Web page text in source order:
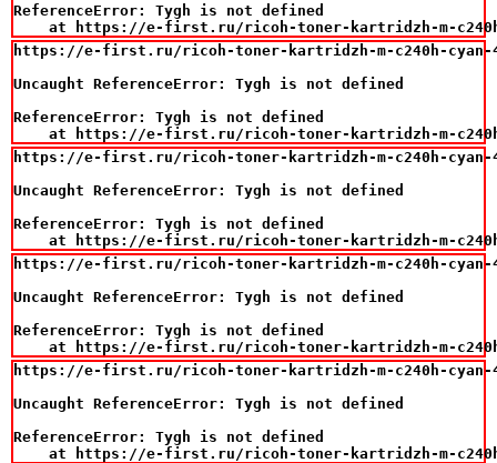
ReferenceError: Tygh is not defined
at https://e-first.ru/ricoh-toner-kartridzh-m-
https://e-first.ru/ricoh-toner-kartridzh-m-c240h-cyan-
Uncaught ReferenceError: Tygh is not defined
ReferenceError: Tygh is not defined
at https://e-first.ru/ricoh-toner-kartridzh-m-
https://e-first.ru/ricoh-toner-kartridzh-m-c240h-cyan-
Uncaught ReferenceError: Tygh is not defined
ReferenceError: Tygh is not defined
at https://e-first.ru/ricoh-toner-kartridzh-m-
https://e-first.ru/ricoh-toner-kartridzh-m-c240h-cyan-
Uncaught ReferenceError: Tygh is not defined
ReferenceError: Tygh is not defined
at https://e-first.ru/ricoh-toner-kartridzh-m-
https://e-first.ru/ricoh-toner-kartridzh-m-c240h-cyan-
Uncaught ReferenceError: Tygh is not defined
ReferenceError: Tygh is not defined
at https://e-first.ru/ricoh-toner-kartridzh-m-